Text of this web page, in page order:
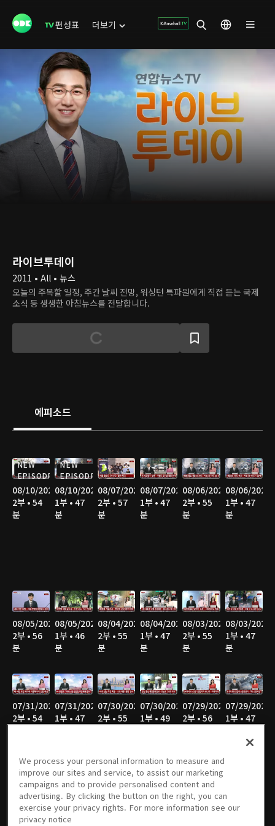
편성표 더보기
라이브투데이
2011 • All • 뉴스
오늘의 주목할 일정, 주간 날씨 전망, 워싱턴 특파원에게 직접 듣는 국제
소식 등 생생한 아침뉴스를 전달합니다.
에피소드
NEW
EPISODE
08/10/2026
2부 • 54
분
NEW
EPISODE
08/10/2026
1부 • 47
분
08/07/2026
2부 • 57
분
08/07/2026
1부 • 47
분
08/06/2026
2부 • 55
분
08/06/2026
1부 • 47
분
08/05/2026
2부 • 56
분
08/05/2026
1부 • 46
분
08/04/2026
2부 • 55
분
08/04/2026
1부 • 47
분
08/03/2026
2부 • 55
분
08/03/2026
1부 • 47
분
07/31/2026
2부 • 54
07/31/2026
1부 • 47
07/30/2026
2부 • 55
07/30/2026
1부 • 49
07/29/2026
2부 • 56
07/29/2026
1부 • 47
07/28/2026
2부 • 55
분
07/28/2026
1부 • 47
분
07/27/2026
2부 • 58
분
07/27/2026
1부 • 46
분
07/24/2026
2부 • 56
분
1부 • 47
분
We process your personal information to measure and
improve our sites and service, to assist our marketing
campaigns and to provide personalised content and
advertising. By clicking the button on the right, you can
exercise your privacy rights. For more information see our
privacy notice